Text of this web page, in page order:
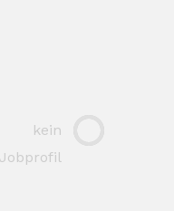
kein
Jobprofil